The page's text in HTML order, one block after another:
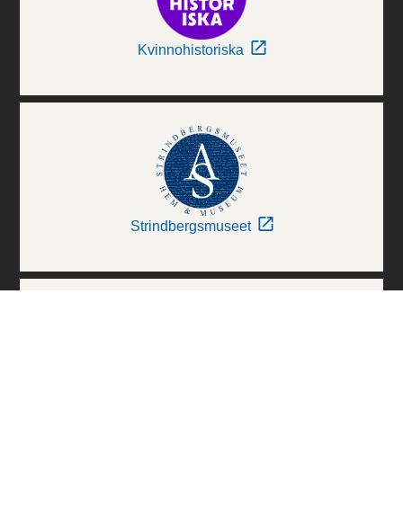
Kvinnohistoriska
Strindbergsmuseet